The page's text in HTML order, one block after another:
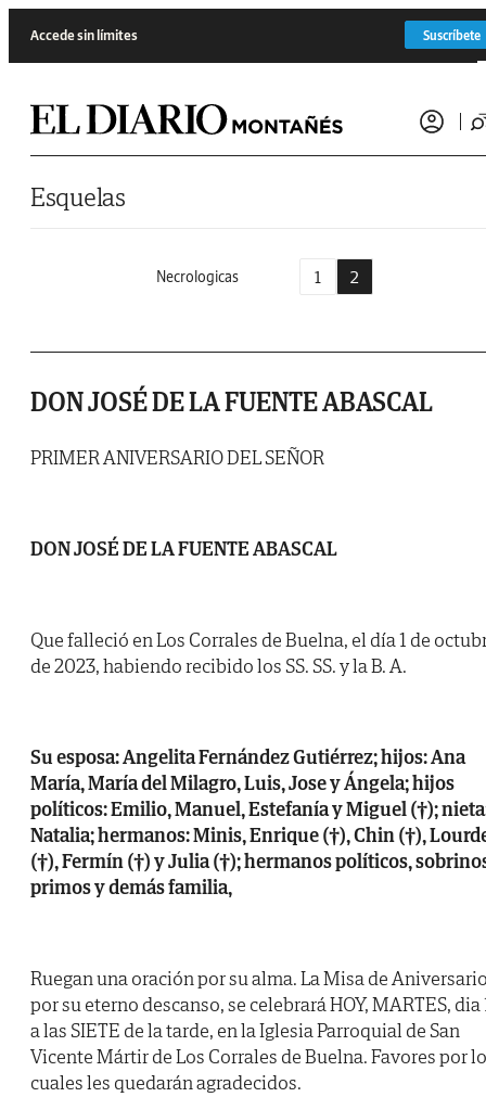
Accede sin límites Suscríbete
Esquelas
Necrologicas 1 2
DON JOSÉ DE LA FUENTE ABASCAL
PRIMER ANIVERSARIO DEL SEÑOR
DON JOSÉ DE LA FUENTE ABASCAL
Que falleció en Los Corrales de Buelna, el día 1 de
de 2023, habiendo recibido los SS. SS. y la B. A.
Su esposa: Angelita Fernández Gutiérrez; hijos: Ana
María, María del Milagro, Luis, Jose y Ángela; hijos
políticos: Emilio, Manuel, Estefanía y Miguel (†);
Natalia; hermanos: Minis, Enrique (†), Chin (†),
(†), Fermín (†) y Julia (†); hermanos políticos,
primos y demás familia,
Ruegan una oración por su alma. La Misa de
por su eterno descanso, se celebrará HOY, MARTES, dia
a las SIETE de la tarde, en la Iglesia Parroquial de San
Vicente Mártir de Los Corrales de Buelna. Favores por
cuales les quedarán agradecidos.